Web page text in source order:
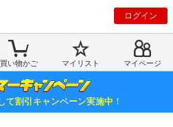
ログイン
買い物かご マイリスト マイページ
て割引キャンペーン実施中！